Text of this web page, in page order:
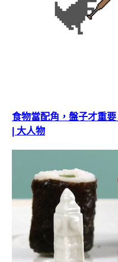
食物當配角，盤子才重
| 大人物